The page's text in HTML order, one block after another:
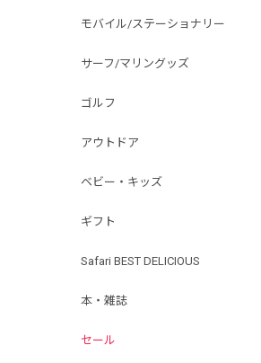
モバイル/ステーショナリー
サーフ/マリングッズ
ゴルフ
アウトドア
ベビー・キッズ
ギフト
Safari BEST DELICIOUS
本・雑誌
セール